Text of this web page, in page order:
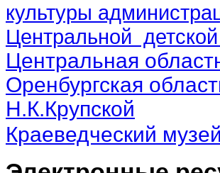
культуры
Центральной
Центральная
Оренбургская
Н.К.Крупской
Краеведческий